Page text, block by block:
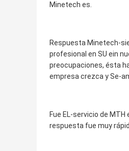
Minetech es.
Respuesta Minetech-
profesional en SU ein
preocupaciones, ésta
empresa crezca y Se-
Fue EL-servicio de MTH
respuesta fue muy